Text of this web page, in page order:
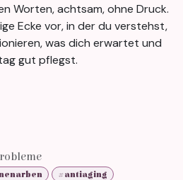
Worten, achtsam, ohne Druck.
Ecke vor, in der du verstehst,
was dich erwartet und
gut pflegst.
#antiaging